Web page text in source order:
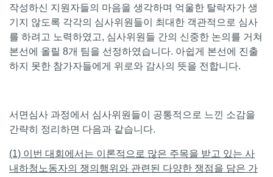
작성하신 지원자들의 마음을 생각하며 억울한 탈락자가 생
기지 않도록 각각의 심사위원들이 최대한 객관적으로 심사
를 하려고 노력하였고, 심사위원들 간의 신중한 논의를 거쳐
본선에 올릴 8개 팀을 선정하였습니다. 아쉽게 본선에 진출
하지 못한 참가자들에게 위로와 감사의 뜻을 전합니다.
서면심사 과정에서 심사위원들이 공통적으로 느낀 소감을
간략히 정리하면 다음과 같습니다.
(1) 이번 대회에서는 이론적으로 많은 주목을 받고 있는 사
내하청노동자의 쟁의행위와 관련된 다양한 쟁점을 담은 가